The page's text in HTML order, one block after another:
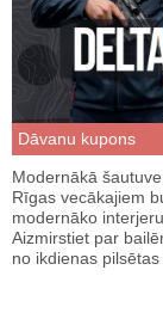
Dāvanu kupons
Modernākā
Rīgas vecākajiem
modernāko
Aizmirstiet par
no ikdienas pilsētas